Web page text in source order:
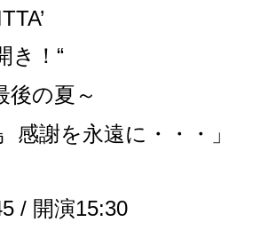
き！ “
後の夏～
感謝を永遠に・・・」
/ 開演15:30